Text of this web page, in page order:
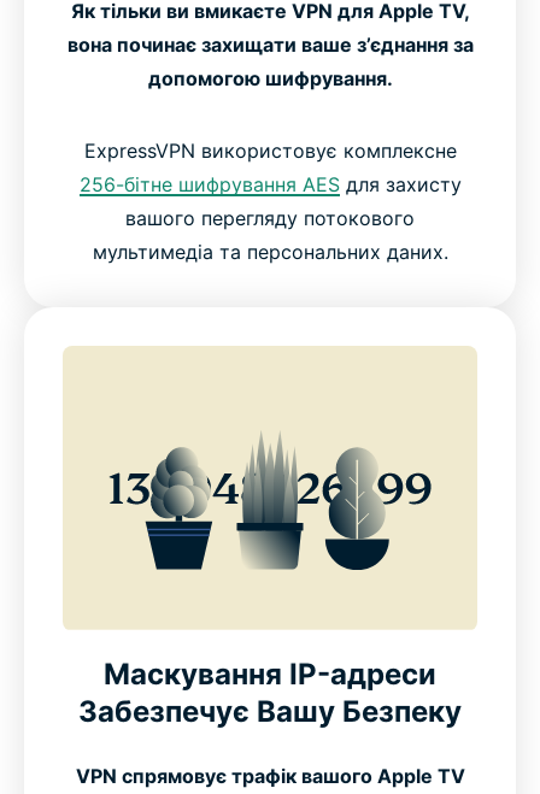
Як Користувачі Оцінюють ExpressVPN
Як тільки ви вмикаєте VPN для Apple TV,
вона починає захищати ваше з’єднання за
допомогою шифрування.
ExpressVPN використовує комплексне
256-бітне шифрування AESдля захисту
вашого перегляду потокового
мультимедіа та персональних даних.
Маскування IP-адреси
Забезпечує Вашу Безпеку
VPN спрямовує трафік вашого Apple TV